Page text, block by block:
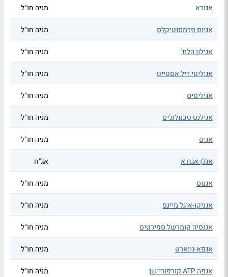
אגורא מניה חו"ל
אגיוס פרמסוטיקלס מניה חו"ל
אגילון הלת' מניה חו"ל
אגיליטי ריל אסטייט מניה חו"ל
אגיליסיס מניה חו"ל
אגילנט טכנולוג'יס מניה חו"ל
אגיס מניה חו"ל
אגלן אגח א אג"ח
אגנוס מניה חו"ל
אגניקו-איגל מיינס מניה חו"ל
אגנסיה קומרשל ספירטיס מניה חו"ל
אגפא-גווארט מניה חו"ל
אגפה ATP קורפוריישן מניה חו"ל